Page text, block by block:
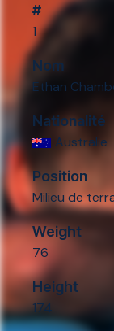
#
1
Nom
Ethan
Nationalité
Australie
Position
Milieu de
Weight
76
Height
174